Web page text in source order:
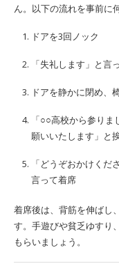
ん。以下の流れを事前に
ドアを3回ノック
「失礼します」と言
ドアを静かに閉め、
「○○高校から参り
願いいたします」と
「どうぞおかけくだ
言って着席
着席後は、背筋を伸ばし
す。手遊びや貧乏ゆすり
もらいましょう。